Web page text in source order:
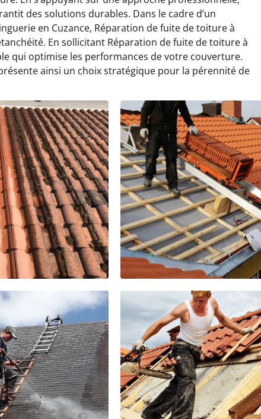
des solutions durables. Dans le cadre d’un
en Cuzance, Réparation de fuite de toiture à
En sollicitant Réparation de fuite de toiture à
qui optimise les performances de votre couverture.
ainsi un choix stratégique pour la pérennité de